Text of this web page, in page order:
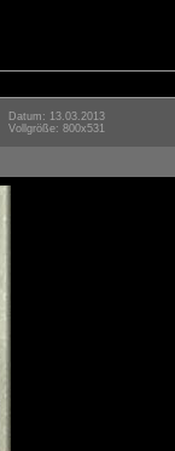
Datum: 13.03.2013
Vollgröße: 800x531